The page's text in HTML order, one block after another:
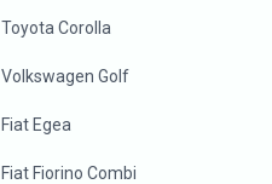
Toyota Corolla
Volkswagen Golf
Fiat Egea
Fiat Fiorino Combi